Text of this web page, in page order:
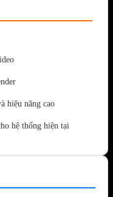
hiệu năng cao
hệ thống hiện tại